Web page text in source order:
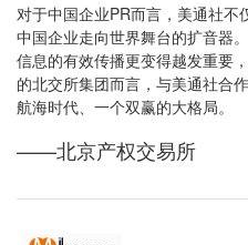
对于中国企业PR而言，美通社不
中国企业走向世界舞台的扩音器
信息的有效传播更变得越发重要
的北交所集团而言，与美通社合
航海时代、一个双赢的大格局。
——北京产权交易所